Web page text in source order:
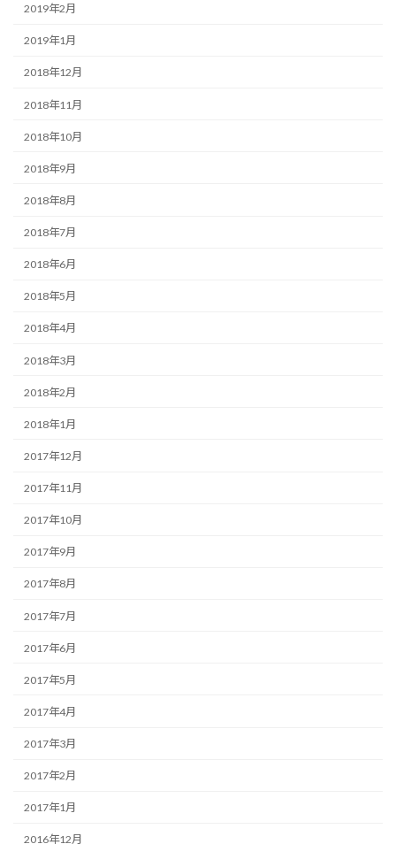
2019年2月
2019年1月
2018年12月
2018年11月
2018年10月
2018年9月
2018年8月
2018年7月
2018年6月
2018年5月
2018年4月
2018年3月
2018年2月
2018年1月
2017年12月
2017年11月
2017年10月
2017年9月
2017年8月
2017年7月
2017年6月
2017年5月
2017年4月
2017年3月
2017年2月
2017年1月
2016年12月